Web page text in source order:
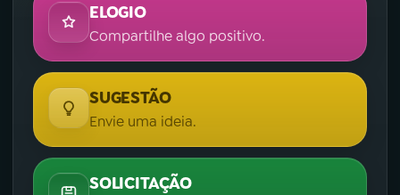
ELOGIO
Compartilhe algo positivo.
SUGESTÃO
Envie uma ideia.
SOLICITAÇÃO